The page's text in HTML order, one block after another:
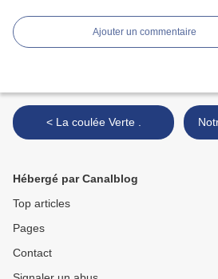
Ajouter un commentaire
< La coulée Verte .
Hébergé par Canalblog
Top articles
Pages
Contact